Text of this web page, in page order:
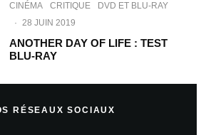
CINÉMA CRITIQUE
DVD ET BLU-RAY
· 28 JUIN 2019
ANOTHER DAY OF LIFE : TEST
BLU-RAY
RÉSEAUX SOCIAUX